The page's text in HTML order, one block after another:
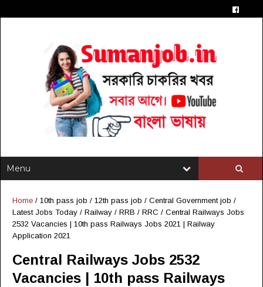
Home / 10th pass job / 12th pass job / Central Government job /
Latest Jobs Today / Railway / RRB / RRC / Central Railways Jobs
2532 Vacancies | 10th pass Railways Jobs 2021 | Railway
Application 2021
Central Railways Jobs 2532
Vacancies | 10th pass Railways